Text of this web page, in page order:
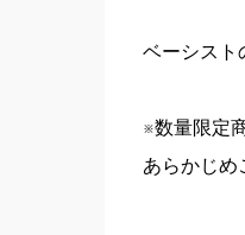
ベーシスト
※数量限定
あらかじめ